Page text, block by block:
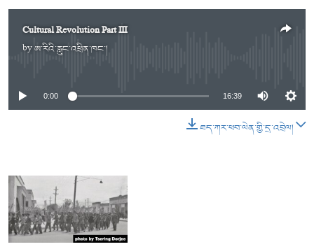
Cultural Revolution Part III
byཨ་རིའི་རླུང་འཕྲིན་ཁང་།No media source currently available
0:00 16:39
ཐད་ཀར་ཕབ་ལེན་གྱི་དྲ་འབྲེལ།